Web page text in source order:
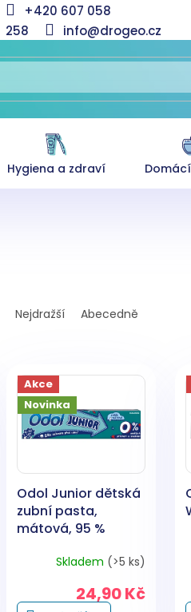
+420 607 058
258
info@drogeo.cz
Hygiena a zdraví
Nejdražší Abecedně
Akce
Novinka
Odol Junior dětská
zubní pasta,
mátová, 95 %
Skladem (>5 ks)
24,90 Kč